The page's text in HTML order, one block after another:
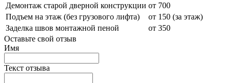
Демонтаж старой дверной конструкции от 700
Подъем на этаж (без грузового лифта)
от 150 (за этаж)
Заделка швов монтажной пеной
от 350
Оставьте свой отзыв
Имя
Текст отзыва